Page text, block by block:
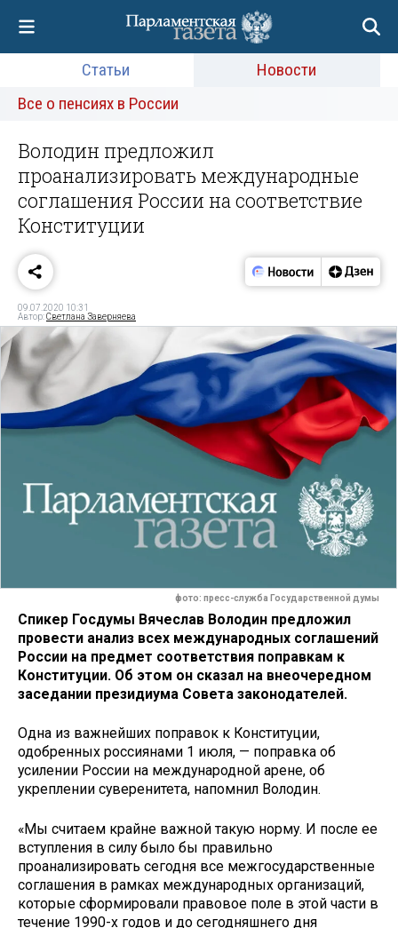
Статьи
Новости
Все о пенсиях в России
Володин предложил
проанализировать международные
соглашения России на соответствие
Конституции
09.07.2020 10:31
Автор:Светлана Заверняева
фото: пресс-служба Государственной думы
Спикер Госдумы Вячеслав Володин предложил
провести анализ всех международных соглашений
России на предмет соответствия поправкам к
Конституции. Об этом он сказал на внеочередном
заседании президиума Совета законодателей.
Одна из важнейших поправок к Конституции,
одобренных россиянами 1 июля, — поправка об
усилении России на международной арене, об
укреплении суверенитета, напомнил Володин.
«Мы считаем крайне важной такую норму. И после ее
вступления в силу было бы правильно
проанализировать сегодня все межгосударственные
соглашения в рамках международных организаций,
которые сформировали правовое поле в этой части в
течение 1990-х годов и до сегодняшнего дня